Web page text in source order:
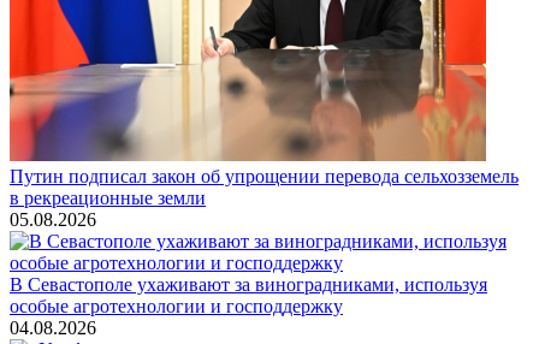
Путин подписал закон об упрощении перевода сельхозземель
в рекреационные земли
05.08.2026
В Севастополе ухаживают за виноградниками, используя
особые агротехнологии и господдержку
04.08.2026